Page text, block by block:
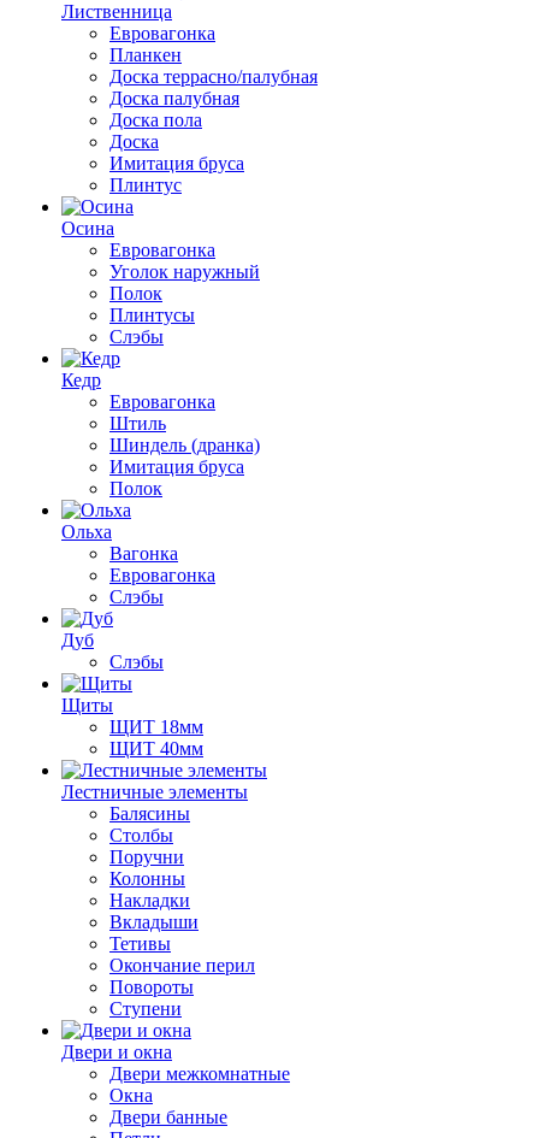
Лиственница
Евровагонка
Планкен
Доска террасно/палубная
Доска палубная
Доска пола
Доска
Имитация бруса
Плинтус
Осина
Евровагонка
Уголок наружный
Полок
Плинтусы
Слэбы
Кедр
Евровагонка
Штиль
Шиндель (дранка)
Имитация бруса
Полок
Ольха
Вагонка
Евровагонка
Слэбы
Дуб
Слэбы
Щиты
ЩИТ 18мм
ЩИТ 40мм
Лестничные элементы
Балясины
Столбы
Поручни
Колонны
Накладки
Вкладыши
Тетивы
Окончание перил
Повороты
Ступени
Двери и окна
Двери межкомнатные
Окна
Двери банные